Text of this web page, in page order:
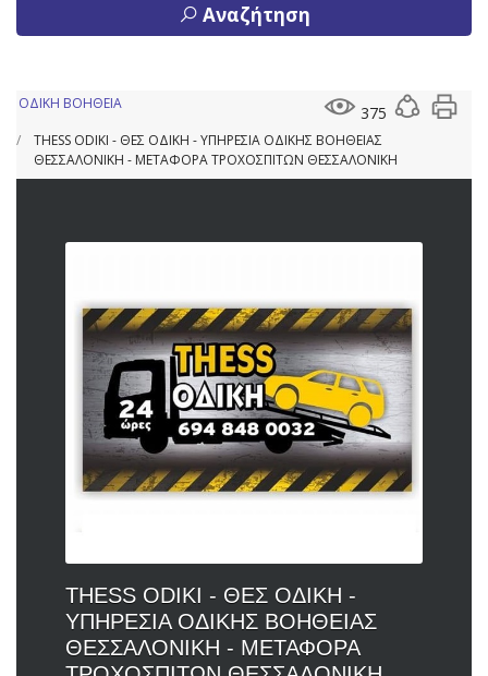
Αναζήτηση
375
ΟΔΙΚΗ ΒΟΗΘΕΙΑ
THESS ODIKI - ΘΕΣ ΟΔΙΚΗ - ΥΠΗΡΕΣΙΑ ΟΔΙΚΗΣ ΒΟΗΘΕΙΑΣ
ΘΕΣΣΑΛΟΝΙΚΗ - ΜΕΤΑΦΟΡΑ ΤΡΟΧΟΣΠΙΤΩΝ ΘΕΣΣΑΛΟΝΙΚΗ
THESS ODIKI - ΘΕΣ ΟΔΙΚΗ -
ΥΠΗΡΕΣΙΑ ΟΔΙΚΗΣ ΒΟΗΘΕΙΑΣ
ΘΕΣΣΑΛΟΝΙΚΗ - ΜΕΤΑΦΟΡΑ